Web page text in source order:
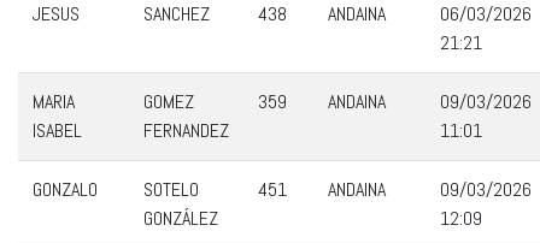
JESUS SANCHEZ 438 ANDAINA
06/03/2026
21:21
MARIA
ISABEL
GOMEZ
FERNANDEZ
359 ANDAINA
09/03/2026
11:01
GONZALO
SOTELO
GONZÁLEZ
451 ANDAINA
09/03/2026
12:09